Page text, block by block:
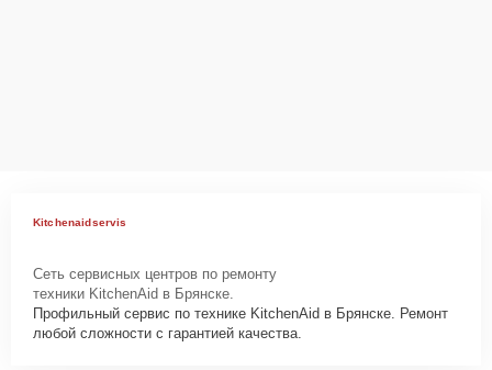
Для запуска процесса ремонта вытяжки KitchenAid KVUB600DSS
проконсультируют по всем необходимым вопросам, запишут на
диагностику, подскажут с вариантами курьерской доставки или
оформят выезд мастера в удобное время и место.
Kitchenaidservis
Сеть сервисных центров по ремонту
техники KitchenAid в Брянске.
Профильный сервис по технике KitchenAid в Брянске. Ремонт
любой сложности с гарантией качества.